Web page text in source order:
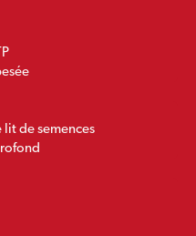
lit de semences